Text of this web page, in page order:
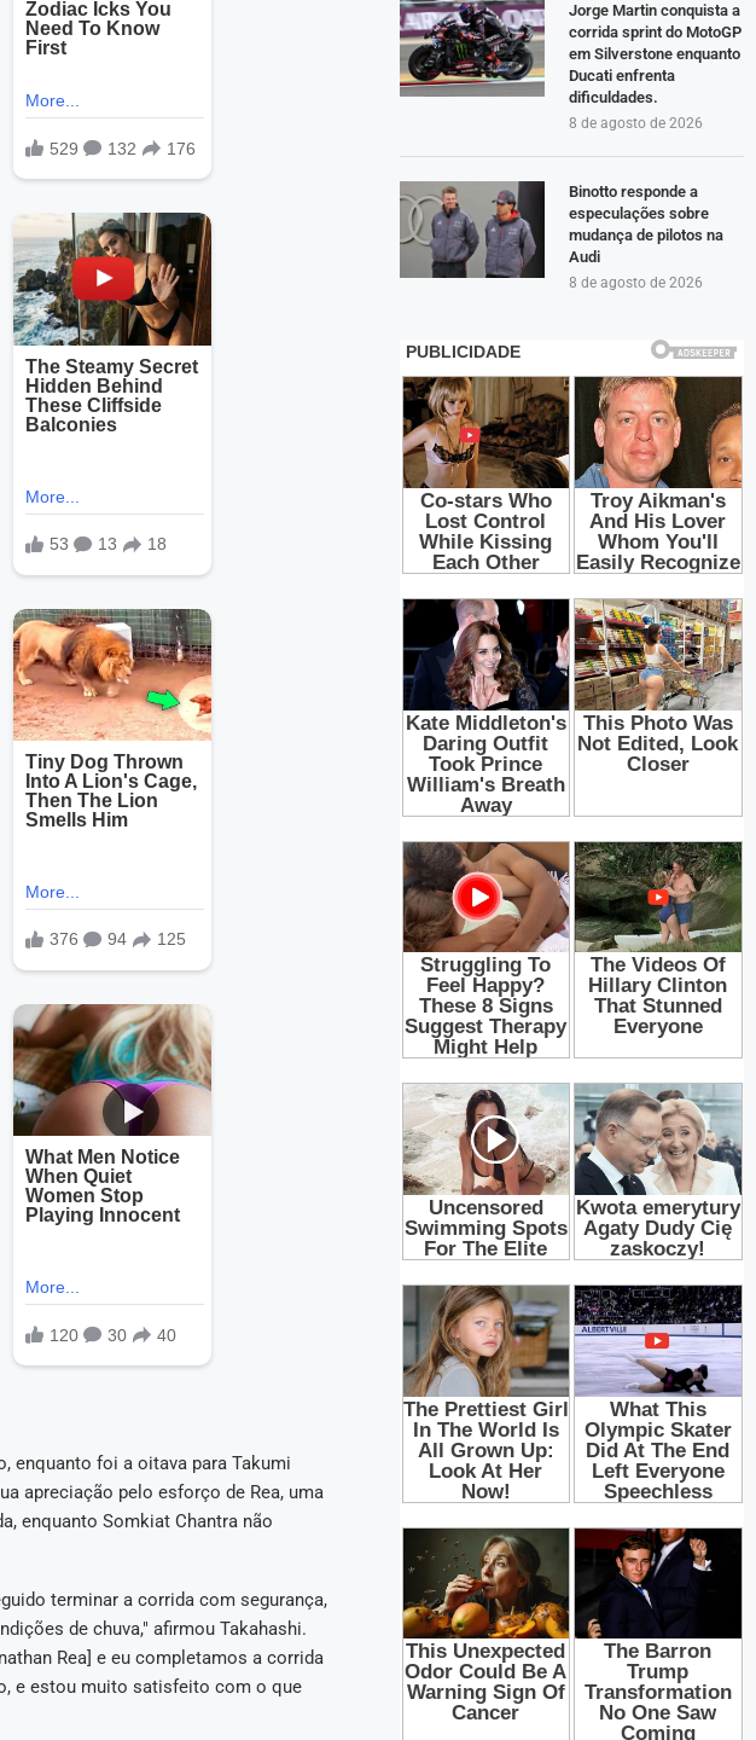
enquanto foi a oitava para Takumi
apreciação pelo esforço de Rea, uma
enquanto Somkiat Chantra não
terminar a corrida com segurança,
de chuva," afirmou Takahashi.
Rea] e eu completamos a corrida
e estou muito satisfeito com o que
Jorge Martin conquista a
corrida sprint do MotoGP
em Silverstone enquanto
Ducati enfrenta
dificuldades.
8 de agosto de 2026
Binotto responde a
especulações sobre
mudança de pilotos na
Audi
8 de agosto de 2026